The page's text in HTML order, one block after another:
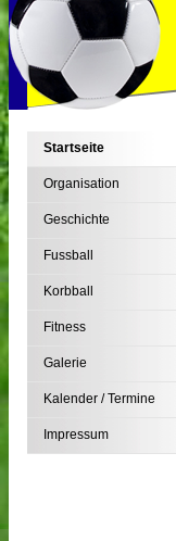
Startseite
Organisation
Geschichte
Fussball
Korbball
Fitness
Galerie
Kalender / Termine
Impressum